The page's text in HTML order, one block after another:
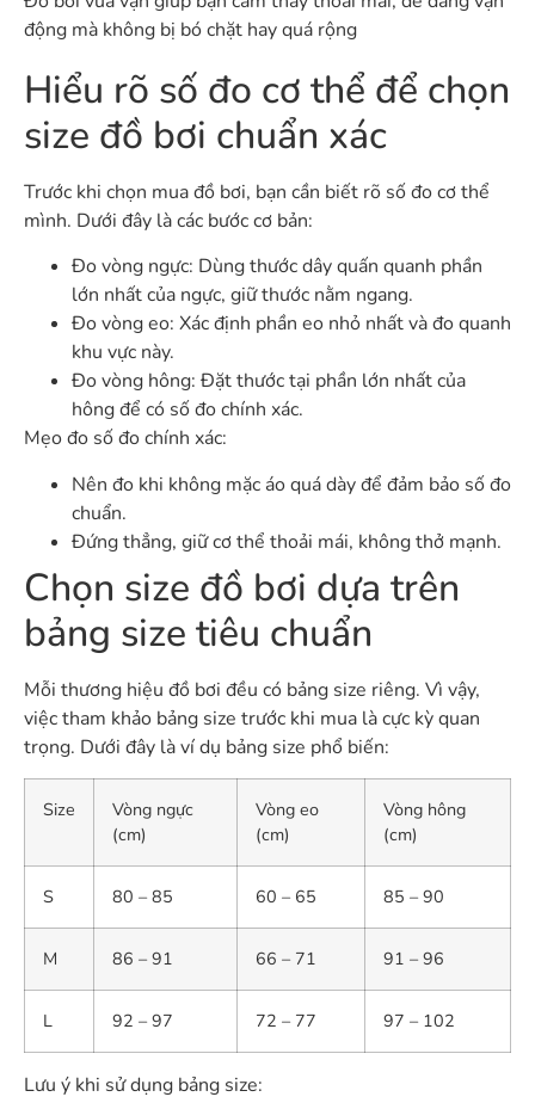
động mà không bị bó chặt hay quá rộng
Hiểu rõ số đo cơ thể để chọn
size đồ bơi chuẩn xác
Trước khi chọn mua đồ bơi, bạn cần biết rõ số đo cơ thể
mình. Dưới đây là các bước cơ bản:
Đo vòng ngực: Dùng thước dây quấn quanh phần
lớn nhất của ngực, giữ thước nằm ngang.
Đo vòng eo: Xác định phần eo nhỏ nhất và đo quanh
khu vực này.
Đo vòng hông: Đặt thước tại phần lớn nhất của
hông để có số đo chính xác.
Mẹo đo số đo chính xác:
Nên đo khi không mặc áo quá dày để đảm bảo số đo
chuẩn.
Đứng thẳng, giữ cơ thể thoải mái, không thở mạnh.
Chọn size đồ bơi dựa trên
bảng size tiêu chuẩn
Mỗi thương hiệu đồ bơi đều có bảng size riêng. Vì vậy,
việc tham khảo bảng size trước khi mua là cực kỳ quan
trọng. Dưới đây là ví dụ bảng size phổ biến:
Size
Vòng ngực
(cm)
Vòng eo
(cm)
Vòng hông
(cm)
S 80 – 85 60 – 65 85 – 90
M 86 – 91 66 – 71 91 – 96
L 92 – 97 72 – 77 97 – 102
Lưu ý khi sử dụng bảng size: